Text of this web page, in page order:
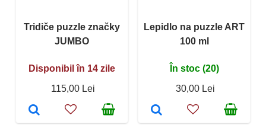
Tridiče puzzle značky
JUMBO
Disponibil în 14 zile
115,00 Lei
Lepidlo na puzzle ART
100 ml
În stoc (20)
30,00 Lei